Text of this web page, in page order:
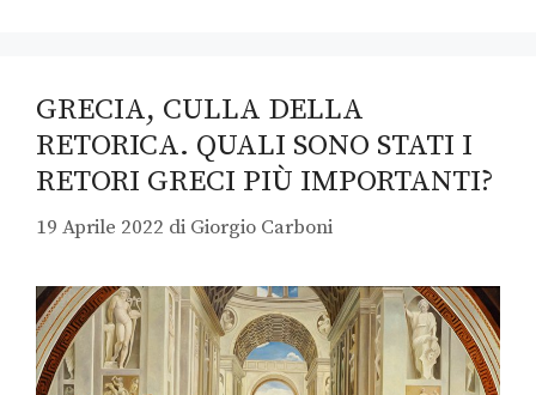
GRECIA, CULLA DELLA
RETORICA. QUALI SONO STATI I
RETORI GRECI PIÙ IMPORTANTI?
19 Aprile 2022 di Giorgio Carboni